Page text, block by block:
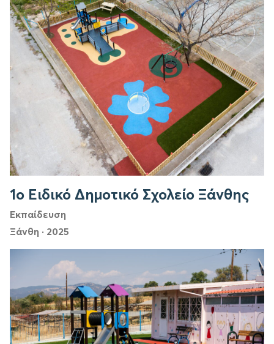
1ο Ειδικό Δημοτικό Σχολείο Ξάνθης
Εκπαίδευση
Ξάνθη · 2025